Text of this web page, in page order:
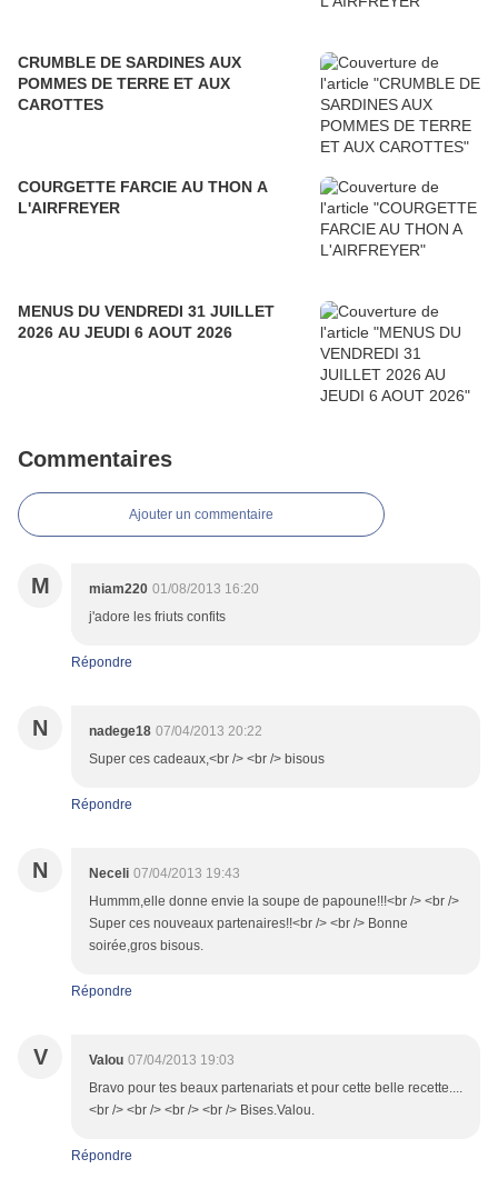
CRUMBLE DE SARDINES AUX
POMMES DE TERRE ET AUX
CAROTTES
COURGETTE FARCIE AU THON A
L'AIRFREYER
MENUS DU VENDREDI 31 JUILLET
2026 AU JEUDI 6 AOUT 2026
Commentaires
Ajouter un commentaire
M miam220 01/08/2013 16:20
j'adore les friuts confits
Répondre
N nadege18 07/04/2013 20:22
Super ces cadeaux,<br /> <br /> bisous
Répondre
N Neceli 07/04/2013 19:43
Hummm,elle donne envie la soupe de papoune!!!<br /> <br />
Super ces nouveaux partenaires!!<br /> <br /> Bonne
soirée,gros bisous.
Répondre
V Valou 07/04/2013 19:03
Bravo pour tes beaux partenariats et pour cette belle recette....
<br /> <br /> <br /> <br /> Bises.Valou.
Répondre